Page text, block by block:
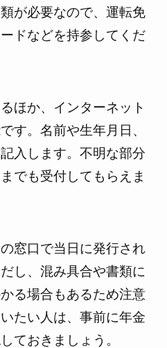
が必要なので、運転免
ドなどを持参してくだ
ほか、インターネット
す。名前や生年月日、
入します。不明な部分
でも受付してもらえま
窓口で当日に発行され
し、混み具合や書類に
る場合もあるため注意
たい人は、事前に年金
ておきましょう。